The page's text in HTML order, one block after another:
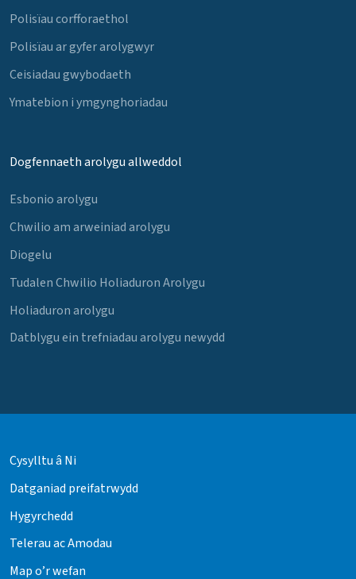
Polisïau corfforaethol
Polisïau ar gyfer arolygwyr
Ceisiadau gwybodaeth
Ymatebion i ymgynghoriadau
Dogfennaeth arolygu allweddol
Esbonio arolygu
Chwilio am arweiniad arolygu
Diogelu
Tudalen Chwilio Holiaduron Arolygu
Holiaduron arolygu
Datblygu ein trefniadau arolygu newydd
Cysylltu â Ni
Datganiad preifatrwydd
Hygyrchedd
Telerau ac Amodau
Map o’r wefan